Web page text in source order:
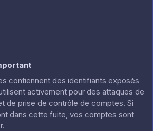
contiennent des identifiants exposés
activement pour des attaques de
de prise de contrôle de comptes. Si
dans cette fuite, vos comptes sont